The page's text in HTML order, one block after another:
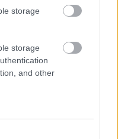
storage
storage
and other
amerikai.
keveredett volna
később Daniel
Chastainnel is